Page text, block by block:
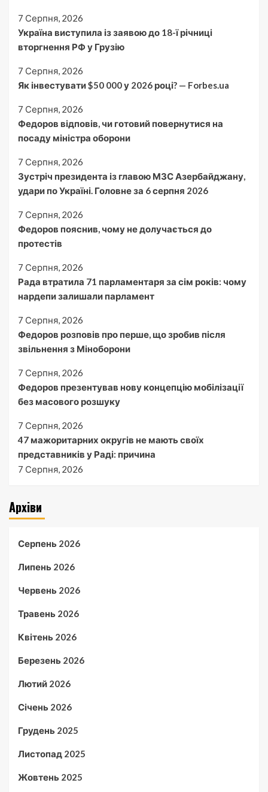
7 Серпня, 2026
Україна виступила із заявою до 18-ї річниці
вторгнення РФ у Грузію
7 Серпня, 2026
Як інвестувати $50 000 у 2026 році? — Forbes.ua
7 Серпня, 2026
Федоров відповів, чи готовий повернутися на
посаду міністра оборони
7 Серпня, 2026
Зустріч президента із главою МЗС Азербайджану,
удари по Україні. Головне за 6 серпня 2026
7 Серпня, 2026
Федоров пояснив, чому не долучається до
протестів
7 Серпня, 2026
Рада втратила 71 парламентаря за сім років: чому
нардепи залишали парламент
7 Серпня, 2026
Федоров розповів про перше, що зробив після
звільнення з Міноборони
7 Серпня, 2026
Федоров презентував нову концепцію мобілізації
без масового розшуку
7 Серпня, 2026
47 мажоритарних округів не мають своїх
представників у Раді: причина
7 Серпня, 2026
Архіви
Серпень 2026
Липень 2026
Червень 2026
Травень 2026
Квітень 2026
Березень 2026
Лютий 2026
Січень 2026
Грудень 2025
Листопад 2025
Жовтень 2025